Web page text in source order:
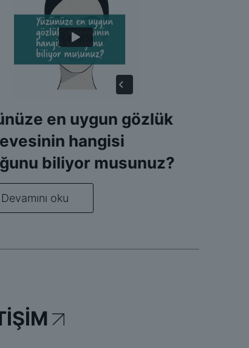
en uygun gözlük
hangisi
biliyor musunuz?
Devamını oku